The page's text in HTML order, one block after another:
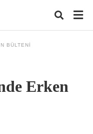
BÜLTENI
Erken